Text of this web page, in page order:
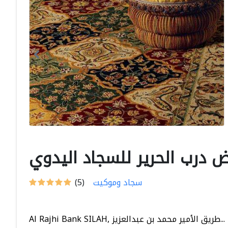
درب الحرير للسجاد اليدوي
(5) سجاد وموكيت
Al Rajhi Bank SILAH, طريق الأمير محمد بن عبدالعزيز...